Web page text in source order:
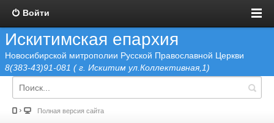
Войти
Искитимская епархия
Новосибирской митрополии Русской Православной Церкви
8(383-43)91-081 ( г. Искитим ул.Коллективная,1)
Полная версия сайта